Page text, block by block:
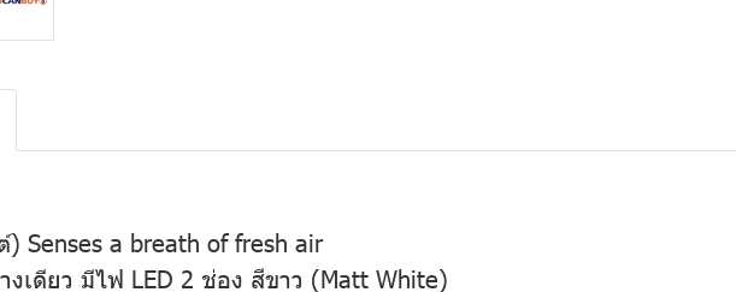
) Senses a breath of fresh air
งเดียว มีไฟ LED 2 ช่อง สีขาว (Matt White)